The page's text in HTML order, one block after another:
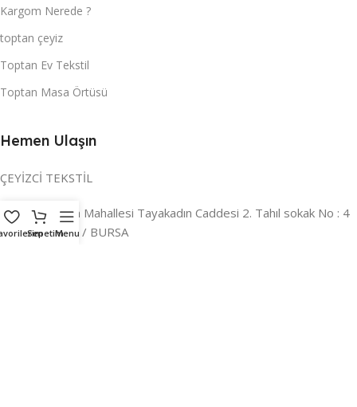
Kargom Nerede ?
toptan çeyiz
Toptan Ev Tekstil
Toptan Masa Örtüsü
Hemen Ulaşın
ÇEYİZCİ TEKSTİL
Adres:Reyhan Mahallesi Tayakadın Caddesi 2. Tahıl sokak No : 4
/ a Osmangazi / BURSA
SepetimMenu